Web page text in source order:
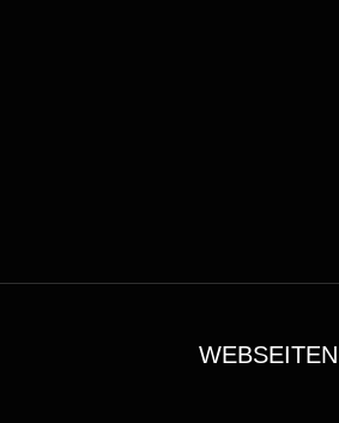
WEBSEITEN